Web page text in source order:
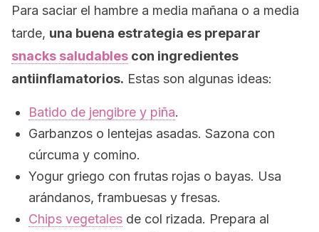
Para saciar el hambre a media mañana o a media
tarde, una buena estrategia es preparar
snacks saludables con ingredientes
antiinflamatorios. Estas son algunas ideas:
Batido de jengibre y piña.
Garbanzos o lentejas asadas. Sazona con
cúrcuma y comino.
Yogur griego con frutas rojas o bayas. Usa
arándanos, frambuesas y fresas.
Chips vegetales de col rizada. Prepara al